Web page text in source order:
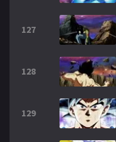
127
128
129